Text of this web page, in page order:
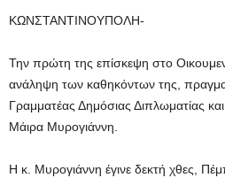
ΚΩΝΣΤΑΝΤΙΝΟΥΠΟΛΗ-
Την πρώτη της επίσκεψη στο
ανάληψη των καθηκόντων της,
Γραμματέας Δημόσιας Διπλωματίας
Μάιρα Μυρογιάννη.
Η κ. Μυρογιάννη έγινε δεκτή χθες,